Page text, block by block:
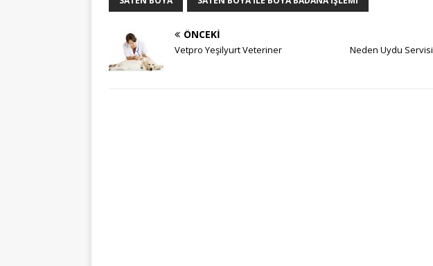
ÖNCEKI
Vetpro Yeşilyurt Veteriner Neden Uydu Servisi